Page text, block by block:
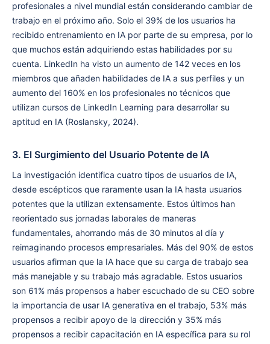
profesionales a nivel mundial están considerando cambiar de
trabajo en el próximo año. Solo el 39% de los usuarios ha
recibido entrenamiento en IA por parte de su empresa, por lo
que muchos están adquiriendo estas habilidades por su
cuenta. LinkedIn ha visto un aumento de 142 veces en los
miembros que añaden habilidades de IA a sus perfiles y un
aumento del 160% en los profesionales no técnicos que
utilizan cursos de LinkedIn Learning para desarrollar su
aptitud en IA (Roslansky, 2024).
3. El Surgimiento del Usuario Potente de IA
La investigación identifica cuatro tipos de usuarios de IA,
desde escépticos que raramente usan la IA hasta usuarios
potentes que la utilizan extensamente. Estos últimos han
reorientado sus jornadas laborales de maneras
fundamentales, ahorrando más de 30 minutos al día y
reimaginando procesos empresariales. Más del 90% de estos
usuarios afirman que la IA hace que su carga de trabajo sea
más manejable y su trabajo más agradable. Estos usuarios
son 61% más propensos a haber escuchado de su CEO sobre
la importancia de usar IA generativa en el trabajo, 53% más
propensos a recibir apoyo de la dirección y 35% más
propensos a recibir capacitación en IA específica para su rol